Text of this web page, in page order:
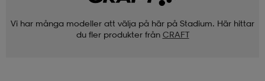
Vi har många modeller att välja på här på Stadium. Här hittar
du fler produkter från CRAFT